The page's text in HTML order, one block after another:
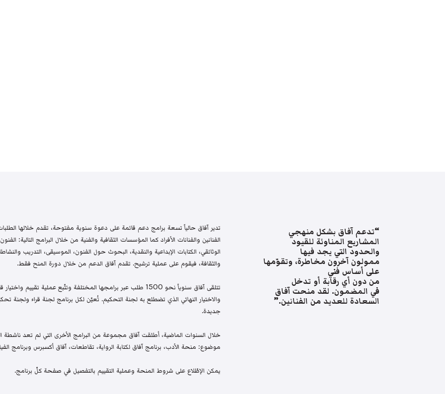
“تدعم آفاق بشكل منهجي
المشاريع المناوئة للقيود
والحدود التي يجد فيها
ممولون آخرون مخاطرة، وتقوّمها
على أساس فني
من دون أي رقابة أو تدخل
في المضمون. لقد منحت آفاق
السعادة للعديد من الفنانين.”
تدير آفاق حالياً تسعة برامج دعم قائمة على دعوة سنوية مفتوحة، تقدم خلالها
الفنانين والفنانات الأفراد كما المؤسسات الثقافية والفنية من خلال البرامج التالية:
الوثائقي، الكتابات الإبداعية والنقدية، البحوث حول الفنون، الموسيقى، التدريب
والثقافة، فيقوم على عملية ترشيح. تقدم آفاق الدعم من خلال دورة المنح فقط.
تتلقى آفاق سنوياً نحو 1500 طلب عبر برامجها المختلفة وتتّبع عملية
والاختيار النهائي الذي تضطلع به لجنة التحكيم. تُعيّن لكل برنامج لجنة قراء
جديدة.
خلال السنوات الماضية، أطلقت آفاق مجموعة من البرامج الأخرى التي لم تعد ناشطة
موضوع: منحة الأدب، برنامج آفاق لكتابة الرواية، تقاطعات، آفاق أكسبرس وبرنامج
يمكن الإطّلاع على شروط المنحة وعملية التقييم بالتفصيل في صفحة كلّ برنامج.